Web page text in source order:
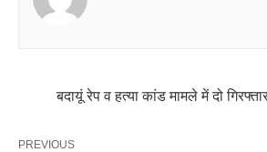
बदायूं रेप व हत्या कांड मामले में दो
PREVIOUS